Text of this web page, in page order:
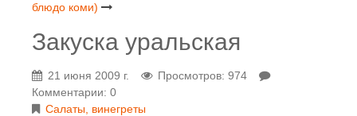
блюдо коми)
Закуска уральская
21 июня 2009 г.
Просмотров: 974
Комментарии: 0
Салаты, винегреты